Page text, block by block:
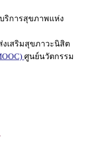
ริการสุขภาพแห่ง
งเสริมสุขภาวะนิสิต
ศูนย์นวัตกรรม